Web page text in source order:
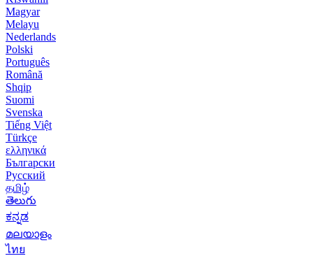
Magyar
Melayu
Nederlands
Polski
Português
Română
Shqip
Suomi
Svenska
Tiếng Việt
Türkçe
ελληνικά
Български
Русский
தமிழ்
తెలుగు
ಕನ್ನಡ
മലയാളം
ไทย